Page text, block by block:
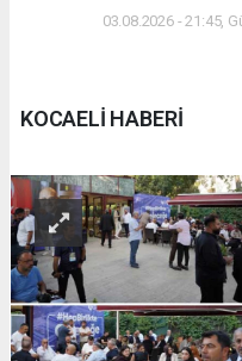
03.08.2026 - 21:45,
KOCAELİ HABERİ